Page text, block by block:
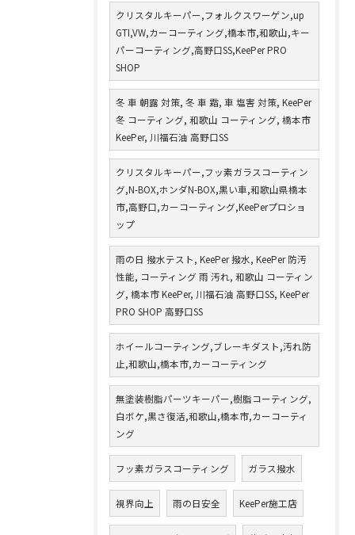
クリスタルキーパー,フォルクスワーゲン,up
GTI,VW,カーコーティング,橋本市,和歌山,キー
パーコーティング,高野口SS,KeePer PRO
SHOP
冬 車 朝露 対策, 冬 車 霜, 車 塩害 対策, KeePer
冬 コーティング, 和歌山 コーティング, 橋本市
KeePer, 川福石油 高野口SS
クリスタルキーパー,フッ素ガラスコーティン
グ,N-BOX,ホンダN-BOX,黒い車,和歌山県橋本
市,高野口,カーコーティング,KeePerプロショ
ップ
雨の日 撥水テスト, KeePer 撥水, KeePer 防汚
性能, コーティング 雨 汚れ, 和歌山 コーティン
グ, 橋本市 KeePer, 川福石油 高野口SS, KeePer
PRO SHOP 高野口SS
ホイールコーティング,ブレーキダスト,汚れ防
止,和歌山,橋本市,カーコーティング
無塗装樹脂パーツキーパー,樹脂コーティング,
白ボケ,黒さ復活,和歌山,橋本市,カーコーティ
ング
フッ素ガラスコーティング ガラス撥水
視界向上 雨の日安全 KeePer施工店